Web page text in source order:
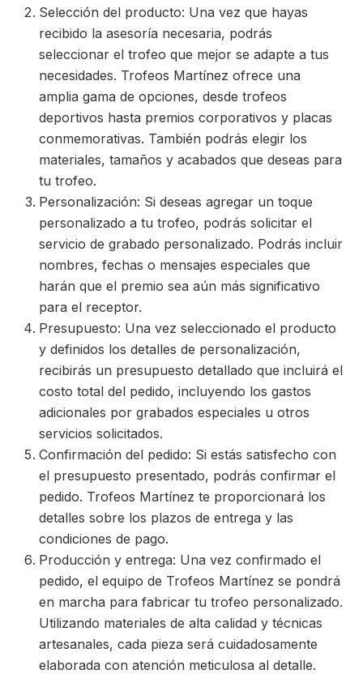
Selección del producto: Una vez que hayas
recibido la asesoría necesaria, podrás
seleccionar el trofeo que mejor se adapte a tus
necesidades. Trofeos Martínez ofrece una
amplia gama de opciones, desde trofeos
deportivos hasta premios corporativos y placas
conmemorativas. También podrás elegir los
materiales, tamaños y acabados que deseas para
tu trofeo.
Personalización: Si deseas agregar un toque
personalizado a tu trofeo, podrás solicitar el
servicio de grabado personalizado. Podrás incluir
nombres, fechas o mensajes especiales que
harán que el premio sea aún más significativo
para el receptor.
Presupuesto: Una vez seleccionado el producto
y definidos los detalles de personalización,
recibirás un presupuesto detallado que incluirá el
costo total del pedido, incluyendo los gastos
adicionales por grabados especiales u otros
servicios solicitados.
Confirmación del pedido: Si estás satisfecho con
el presupuesto presentado, podrás confirmar el
pedido. Trofeos Martínez te proporcionará los
detalles sobre los plazos de entrega y las
condiciones de pago.
Producción y entrega: Una vez confirmado el
pedido, el equipo de Trofeos Martínez se pondrá
en marcha para fabricar tu trofeo personalizado.
Utilizando materiales de alta calidad y técnicas
artesanales, cada pieza será cuidadosamente
elaborada con atención meticulosa al detalle.